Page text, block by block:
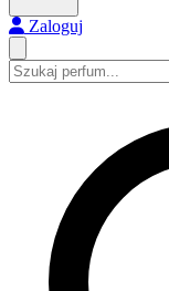
Zaloguj